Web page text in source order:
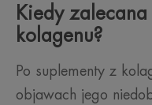
Kiedy
kolagenu?
Po suplementy z
objawach jego